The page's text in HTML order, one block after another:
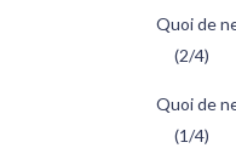
Quoi de
(2/4)
Quoi de
(1/4)